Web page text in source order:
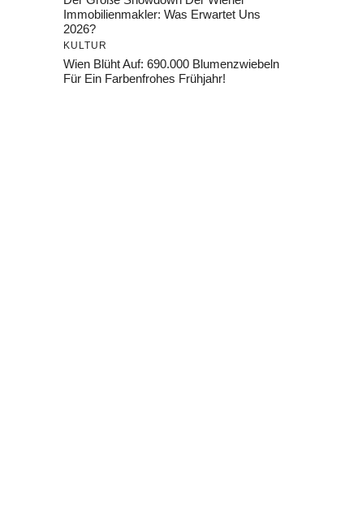
Immobilienmakler: Was Erwartet Uns
2026?
KULTUR
Wien Blüht Auf: 690.000 Blumenzwiebeln
Für Ein Farbenfrohes Frühjahr!